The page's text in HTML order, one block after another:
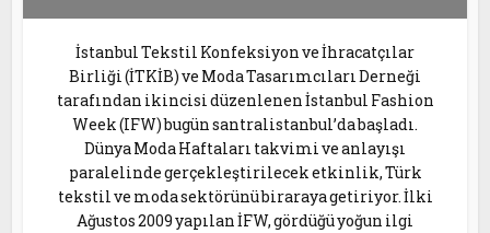
İstanbul Tekstil Konfeksiyon ve İhracatçılar
Birliği (İTKİB) ve Moda Tasarımcıları Derneği
tarafından ikincisi düzenlenen İstanbul Fashion
Week (IFW) bugün santralistanbul’da başladı.
Dünya Moda Haftaları takvimi ve anlayışı
paralelinde gerçekleştirilecek etkinlik, Türk
tekstil ve moda sektörünü biraraya getiriyor. İlki
Ağustos 2009 yapılan İFW, gördüğü yoğun ilgi